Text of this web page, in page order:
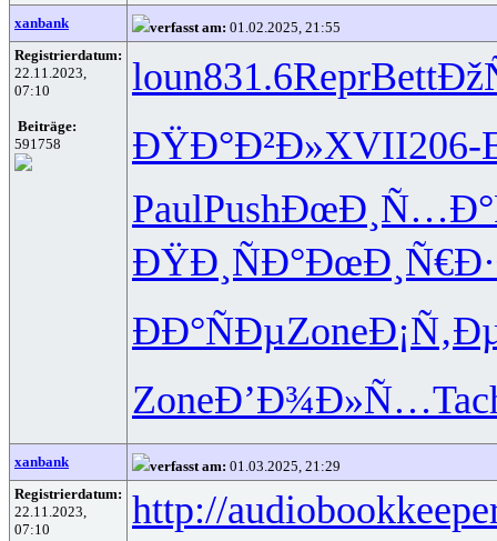
xanbank verfasst am: 01.02.2025, 21:55
Registrierdatum:
22.11.2023,
07:10
Beiträge:
591758
loun831.6ReprBett
ÐŸÐ°Ð²Ð»XVII206-
PaulPushÐœÐ¸Ñ…Ð°
ÐŸÐ¸ÑÐ°ÐœÐ¸Ñ€Ð·
ÐÐ°ÑÐµZone
ZoneÐ’Ð¾Ð»Ñ…
xanbank verfasst am: 01.03.2025, 21:29
Registrierdatum:
22.11.2023,
07:10
http://